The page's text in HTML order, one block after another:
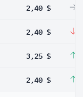
2,40 $
2,40 $
3,25 $
2,40 $